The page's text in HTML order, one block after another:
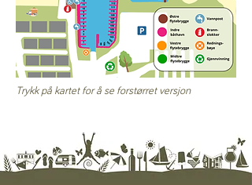
Trykk på kartet for å se forstørret versjon